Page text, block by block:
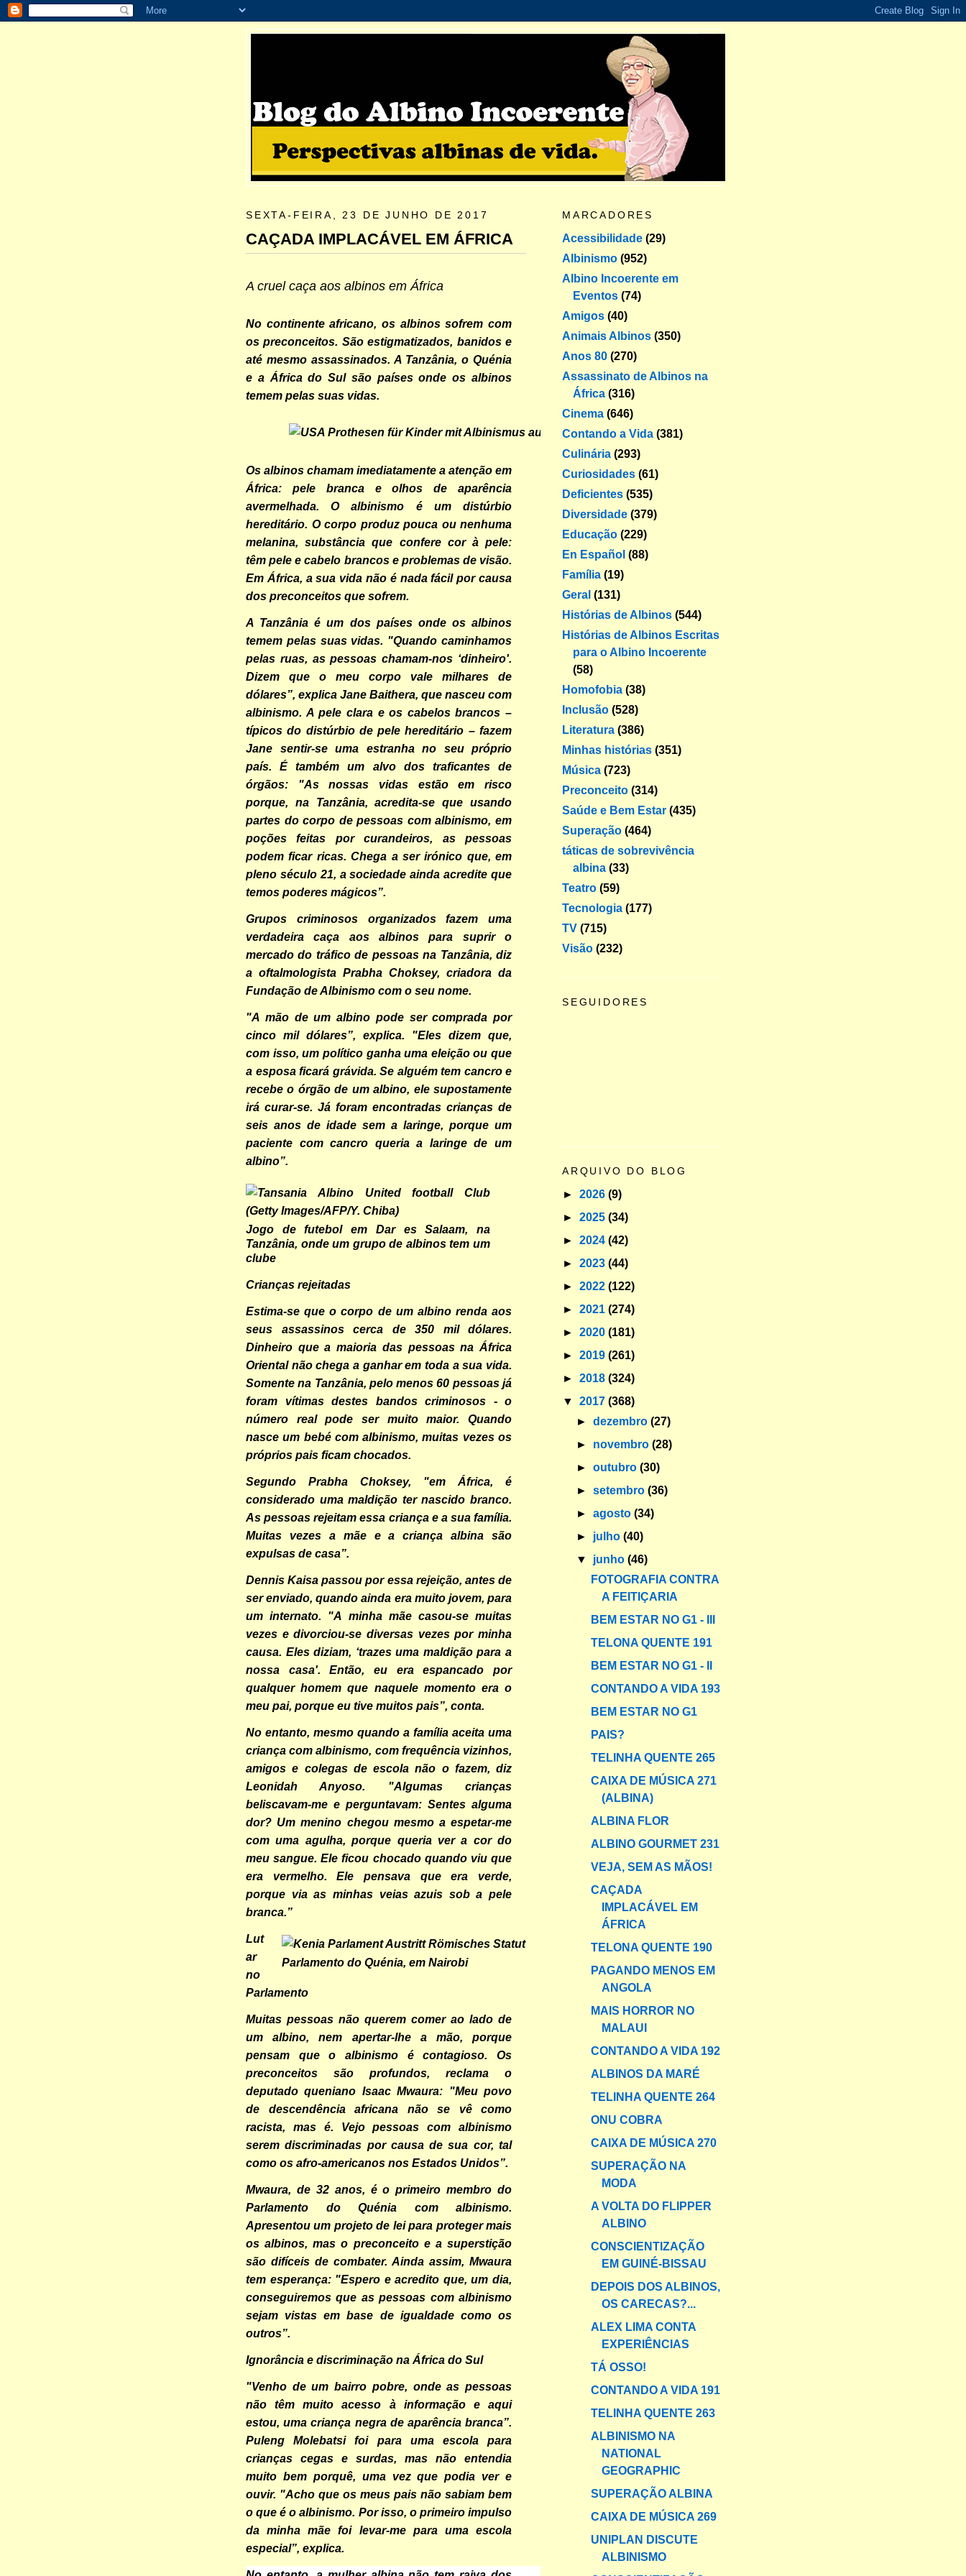
SEXTA-FEIRA, 23 DE JUNHO DE 2017
CAÇADA IMPLACÁVEL EM ÁFRICA
A cruel caça aos albinos em África
No continente africano, os albinos sofrem com
os preconceitos. São estigmatizados, banidos e
até mesmo assassinados. A Tanzânia, o Quénia
e a África do Sul são países onde os albinos
temem pelas suas vidas.
Os albinos chamam imediatamente a atenção em
África: pele branca e olhos de aparência
avermelhada. O albinismo é um distúrbio
hereditário. O corpo produz pouca ou nenhuma
melanina, substância que confere cor à pele:
têm pele e cabelo brancos e problemas de visão.
Em África, a sua vida não é nada fácil por causa
dos preconceitos que sofrem.
A Tanzânia é um dos países onde os albinos
temem pelas suas vidas. "Quando caminhamos
pelas ruas, as pessoas chamam-nos ‘dinheiro'.
Dizem que o meu corpo vale milhares de
dólares”, explica Jane Baithera, que nasceu com
albinismo. A pele clara e os cabelos brancos –
típicos do distúrbio de pele hereditário – fazem
Jane sentir-se uma estranha no seu próprio
país. É também um alvo dos traficantes de
órgãos: "As nossas vidas estão em risco
porque, na Tanzânia, acredita-se que usando
partes do corpo de pessoas com albinismo, em
poções feitas por curandeiros, as pessoas
podem ficar ricas. Chega a ser irónico que, em
pleno século 21, a sociedade ainda acredite que
temos poderes mágicos”.
Grupos criminosos organizados fazem uma
verdadeira caça aos albinos para suprir o
mercado do tráfico de pessoas na Tanzânia, diz
a oftalmologista Prabha Choksey, criadora da
Fundação de Albinismo com o seu nome.
"A mão de um albino pode ser comprada por
cinco mil dólares”, explica. "Eles dizem que,
com isso, um político ganha uma eleição ou que
a esposa ficará grávida. Se alguém tem cancro e
recebe o órgão de um albino, ele supostamente
irá curar-se. Já foram encontradas crianças de
seis anos de idade sem a laringe, porque um
paciente com cancro queria a laringe de um
albino”.
Jogo de futebol em Dar es Salaam, na
Tanzânia, onde um grupo de albinos tem um
clube
Crianças rejeitadas
Estima-se que o corpo de um albino renda aos
seus assassinos cerca de 350 mil dólares.
Dinheiro que a maioria das pessoas na África
Oriental não chega a ganhar em toda a sua vida.
Somente na Tanzânia, pelo menos 60 pessoas já
foram vítimas destes bandos criminosos - o
número real pode ser muito maior. Quando
nasce um bebé com albinismo, muitas vezes os
próprios pais ficam chocados.
Segundo Prabha Choksey, "em África, é
considerado uma maldição ter nascido branco.
As pessoas rejeitam essa criança e a sua família.
Muitas vezes a mãe e a criança albina são
expulsas de casa”.
Dennis Kaisa passou por essa rejeição, antes de
ser enviado, quando ainda era muito jovem, para
um internato. "A minha mãe casou-se muitas
vezes e divorciou-se diversas vezes por minha
causa. Eles diziam, ‘trazes uma maldição para a
nossa casa'. Então, eu era espancado por
qualquer homem que naquele momento era o
meu pai, porque eu tive muitos pais”, conta.
No entanto, mesmo quando a família aceita uma
criança com albinismo, com frequência vizinhos,
amigos e colegas de escola não o fazem, diz
Leonidah Anyoso. "Algumas crianças
beliscavam-me e perguntavam: Sentes alguma
dor? Um menino chegou mesmo a espetar-me
com uma agulha, porque queria ver a cor do
meu sangue. Ele ficou chocado quando viu que
era vermelho. Ele pensava que era verde,
porque via as minhas veias azuis sob a pele
branca.”
Parlamento do Quénia, em Nairobi
Lut
ar
no
Parlamento
Muitas pessoas não querem comer ao lado de
um albino, nem apertar-lhe a mão, porque
pensam que o albinismo é contagioso. Os
preconceitos são profundos, reclama o
deputado queniano Isaac Mwaura: "Meu povo
de descendência africana não se vê como
racista, mas é. Vejo pessoas com albinismo
serem discriminadas por causa de sua cor, tal
como os afro-americanos nos Estados Unidos”.
Mwaura, de 32 anos, é o primeiro membro do
Parlamento do Quénia com albinismo.
Apresentou um projeto de lei para proteger mais
os albinos, mas o preconceito e a superstição
são difíceis de combater. Ainda assim, Mwaura
tem esperança: "Espero e acredito que, um dia,
conseguiremos que as pessoas com albinismo
sejam vistas em base de igualdade como os
outros”.
Ignorância e discriminação na África do Sul
"Venho de um bairro pobre, onde as pessoas
não têm muito acesso à informação e aqui
estou, uma criança negra de aparência branca”.
Puleng Molebatsi foi para uma escola para
crianças cegas e surdas, mas não entendia
muito bem porquê, uma vez que podia ver e
ouvir. "Acho que os meus pais não sabiam bem
o que é o albinismo. Por isso, o primeiro impulso
da minha mãe foi levar-me para uma escola
especial”, explica.
MARCADORES
Acessibilidade (29)
Albinismo (952)
Albino Incoerente em
Eventos (74)
Amigos (40)
Animais Albinos (350)
Anos 80 (270)
Assassinato de Albinos na
África (316)
Cinema (646)
Contando a Vida (381)
Culinária (293)
Curiosidades (61)
Deficientes (535)
Diversidade (379)
Educação (229)
En Español (88)
Família (19)
Geral (131)
Histórias de Albinos (544)
Histórias de Albinos Escritas
para o Albino Incoerente
(58)
Homofobia (38)
Inclusão (528)
Literatura (386)
Minhas histórias (351)
Música (723)
Preconceito (314)
Saúde e Bem Estar (435)
Superação (464)
táticas de sobrevivência
albina (33)
Teatro (59)
Tecnologia (177)
TV (715)
Visão (232)
SEGUIDORES
ARQUIVO DO BLOG
► 2026 (9)
► 2025 (34)
► 2024 (42)
► 2023 (44)
► 2022 (122)
► 2021 (274)
► 2020 (181)
► 2019 (261)
► 2018 (324)
▼ 2017 (368)
►dezembro(27)
► novembro(28)
►outubro(30)
►setembro(36)
►agosto(34)
► julho(40)
▼ junho(46)
FOTOGRAFIA CONTRA
A FEITIÇARIA
BEM ESTAR NO G1 - III
TELONA QUENTE 191
BEM ESTAR NO G1 - II
CONTANDO A VIDA 193
BEM ESTAR NO G1
PAIS?
TELINHA QUENTE 265
CAIXA DE MÚSICA 271
(ALBINA)
ALBINA FLOR
ALBINO GOURMET 231
VEJA, SEM AS MÃOS!
CAÇADA
IMPLACÁVEL EM
ÁFRICA
TELONA QUENTE 190
PAGANDO MENOS EM
ANGOLA
MAIS HORROR NO
MALAUI
CONTANDO A VIDA 192
ALBINOS DA MARÉ
TELINHA QUENTE 264
ONU COBRA
CAIXA DE MÚSICA 270
SUPERAÇÃO NA
MODA
A VOLTA DO FLIPPER
ALBINO
CONSCIENTIZAÇÃO
EM GUINÉ-BISSAU
DEPOIS DOS ALBINOS,
OS CARECAS?...
ALEX LIMA CONTA
EXPERIÊNCIAS
TÁ OSSO!
CONTANDO A VIDA 191
TELINHA QUENTE 263
ALBINISMO NA
NATIONAL
GEOGRAPHIC
SUPERAÇÃO ALBINA
CAIXA DE MÚSICA 269
UNIPLAN DISCUTE
ALBINISMO